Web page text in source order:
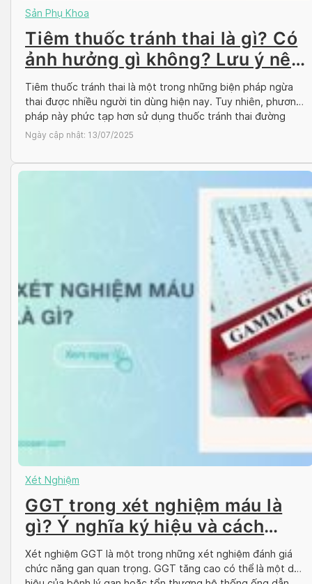
Sản Phụ Khoa
Tiêm thuốc tránh thai là gì? Có
ảnh hưởng gì không? Lưu ý nên
biết
Tiêm thuốc tránh thai là một trong những biện pháp ngừa
thai được nhiều người tin dùng hiện nay. Tuy nhiên, phương
pháp này phức tạp hơn sử dụng thuốc tránh thai đường
uống nên đòi hỏi người dùng trang bị kiến thức kĩ càng.
Ngày cập nhật: 13/07/2025
Xét Nghiệm
GGT trong xét nghiệm máu là
gì? Ý nghĩa ký hiệu và cách
kiểm soát
Xét nghiệm GGT là một trong những xét nghiệm đánh giá
chức năng gan quan trọng. GGT tăng cao có thể là một dấu